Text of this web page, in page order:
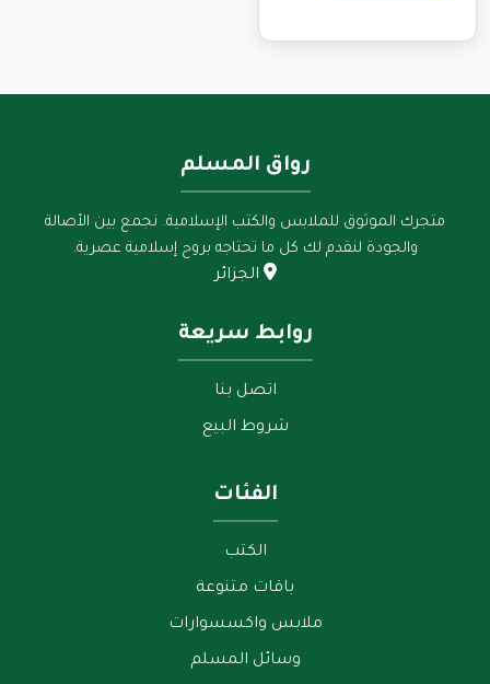
رواق المسلم
متجرك الموثوق للملابس والكتب الإسلامية. نجمع بين الأصالة
والجودة لنقدم لك كل ما تحتاجه بروح إسلامية عصرية.
الجزائر
روابط سريعة
اتصل بنا
شروط البيع
الفئات
الكتب
باقات متنوعة
ملابس واكسسوارات
وسائل المسلم